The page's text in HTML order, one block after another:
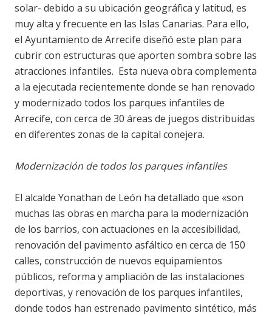
solar- debido a su ubicación geográfica y latitud, es
muy alta y frecuente en las Islas Canarias. Para ello,
el Ayuntamiento de Arrecife diseñó este plan para
cubrir con estructuras que aporten sombra sobre las
atracciones infantiles. Esta nueva obra complementa
a la ejecutada recientemente donde se han renovado
y modernizado todos los parques infantiles de
Arrecife, con cerca de 30 áreas de juegos distribuidas
en diferentes zonas de la capital conejera.
Modernización de todos los parques infantiles
El alcalde Yonathan de León ha detallado que «son
muchas las obras en marcha para la modernización
de los barrios, con actuaciones en la accesibilidad,
renovación del pavimento asfáltico en cerca de 150
calles, construcción de nuevos equipamientos
públicos, reforma y ampliación de las instalaciones
deportivas, y renovación de los parques infantiles,
donde todos han estrenado pavimento sintético, más